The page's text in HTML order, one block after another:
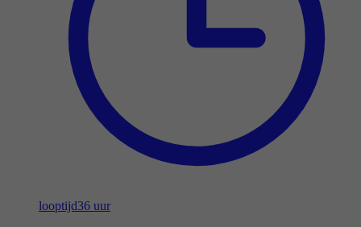
looptijd36 uur